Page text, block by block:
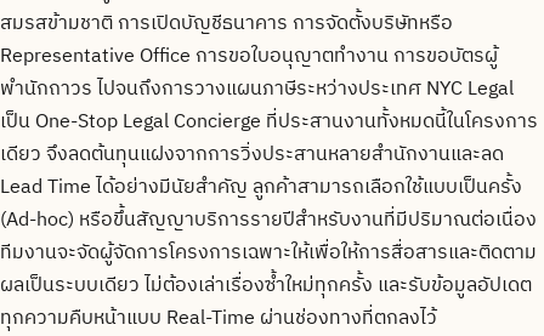
สมรสข้ามชาติ การเปิดบัญชีธนาคาร การจัดตั้งบริษัทหรือ
Representative Office การขอใบอนุญาตทำงาน การขอบัตรผู้
พำนักถาวร ไปจนถึงการวางแผนภาษีระหว่างประเทศ NYC Legal
เป็น One-Stop Legal Concierge ที่ประสานงานทั้งหมดนี้ในโครงการ
เดียว จึงลดต้นทุนแฝงจากการวิ่งประสานหลายสำนักงานและลด
Lead Time ได้อย่างมีนัยสำคัญ ลูกค้าสามารถเลือกใช้แบบเป็นครั้ง
(Ad-hoc) หรือขึ้นสัญญาบริการรายปีสำหรับงานที่มีปริมาณต่อเนื่อง
ทีมงานจะจัดผู้จัดการโครงการเฉพาะให้เพื่อให้การสื่อสารและติดตาม
ผลเป็นระบบเดียว ไม่ต้องเล่าเรื่องซ้ำใหม่ทุกครั้ง และรับข้อมูลอัปเดต
ทุกความคืบหน้าแบบ Real-Time ผ่านช่องทางที่ตกลงไว้